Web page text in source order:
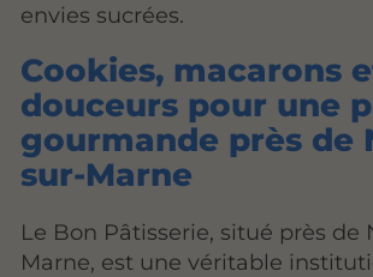
envies sucrées.
Cookies, macarons
douceurs pour une
gourmande près de
sur-Marne
Le Bon Pâtisserie, situé près de
Marne, est une véritable